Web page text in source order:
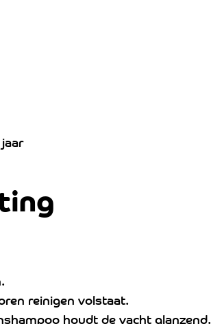
reinigen volstaat.
houdt de vacht glanzend.